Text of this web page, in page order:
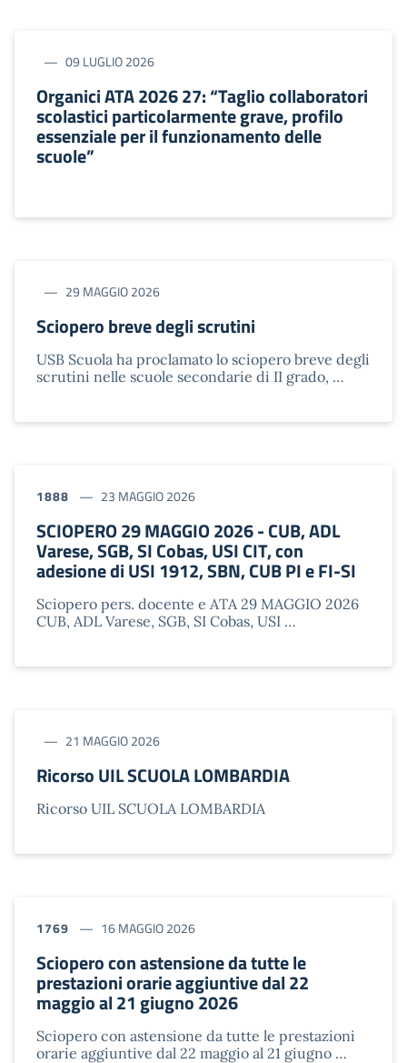
09 LUGLIO 2026
Organici ATA 2026 27: “Taglio collaboratori
scolastici particolarmente grave, profilo
essenziale per il funzionamento delle
scuole”
29 MAGGIO 2026
Sciopero breve degli scrutini
USB Scuola ha proclamato lo sciopero breve degli
scrutini nelle scuole secondarie di II grado, …
1888 23 MAGGIO 2026
SCIOPERO 29 MAGGIO 2026 - CUB, ADL
Varese, SGB, SI Cobas, USI CIT, con
adesione di USI 1912, SBN, CUB PI e FI-SI
Sciopero pers. docente e ATA 29 MAGGIO 2026
CUB, ADL Varese, SGB, SI Cobas, USI …
21 MAGGIO 2026
Ricorso UIL SCUOLA LOMBARDIA
Ricorso UIL SCUOLA LOMBARDIA
1769 16 MAGGIO 2026
Sciopero con astensione da tutte le
prestazioni orarie aggiuntive dal 22
maggio al 21 giugno 2026
Sciopero con astensione da tutte le prestazioni
orarie aggiuntive dal 22 maggio al 21 giugno …